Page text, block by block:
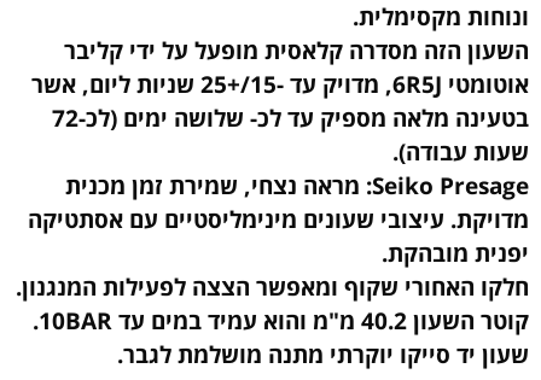
ונוחות מקסימלית.
השעון הזה מסדרה קלאסית מופעל על ידי קליבר
אוטומטי 6R5J, מדויק עד -15/+25 שניות ליום, אשר
בטעינה מלאה מספיק עד לכ- שלושה ימים (לכ-72
שעות עבודה).
Seiko Presage: מראה נצחי, שמירת זמן מכנית
מדויקת. עיצובי שעונים מינימליסטיים עם אסתטיקה
יפנית מובהקת.
חלקו האחורי שקוף ומאפשר הצצה לפעילות המנגנון.
קוטר השעון 40.2 מ"מ והוא עמיד במים עד 10BAR.
שעון יד סייקו יוקרתי מתנה מושלמת לגבר.